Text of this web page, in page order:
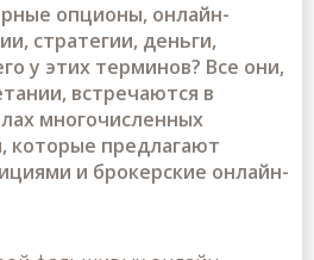
опционы, онлайн-
стратегии, деньги,
у этих терминов? Все они,
встречаются в
многочисленных
которые предлагают
и брокерские онлайн-